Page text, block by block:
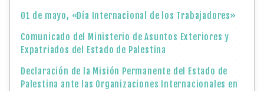
01 de mayo, «Día Internacional de los Trabajadores»
Comunicado del Ministerio de Asuntos Exteriores y
Expatriados del Estado de Palestina
Declaración de la Misión Permanente del Estado de
Palestina ante las Organizaciones Internacionales en